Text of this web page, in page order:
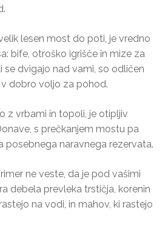
lesen most do poti, je vredno
bife, otroško igrišče in mize za
se dvigajo nad vami, so odličen
dobro voljo za pohod.
z vrbami in topoli, je otipljiv
s prečkanjem mostu pa
posebnega naravnega rezervata.
ne veste, da je pod vašimi
debela prevleka trstičja, korenin
na vodi, in mahov, ki rastejo